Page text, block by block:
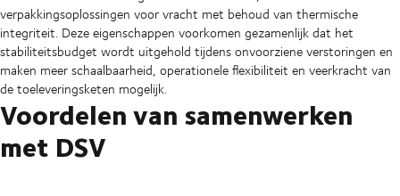
verpakkingsoplossingen voor vracht met behoud van thermische
integriteit. Deze eigenschappen voorkomen gezamenlijk dat het
stabiliteitsbudget wordt uitgehold tijdens onvoorziene verstoringen en
maken meer schaalbaarheid, operationele flexibiliteit en veerkracht van
de toeleveringsketen mogelijk.
Voordelen van samenwerken
met DSV